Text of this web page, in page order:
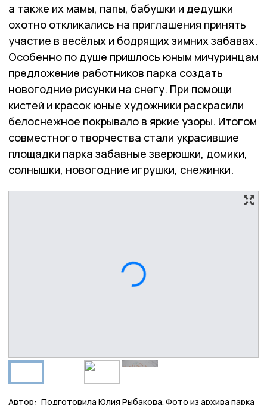
а также их мамы, папы, бабушки и дедушки
охотно откликались на приглашения принять
участие в весёлых и бодрящих зимних забавах.
Особенно по душе пришлось юным мичуринцам
предложение работников парка создать
новогодние рисунки на снегу. При помощи
кистей и красок юные художники раскрасили
белоснежное покрывало в яркие узоры. Итогом
совместного творчества стали украсившие
площадки парка забавные зверюшки, домики,
солнышки, новогодние игрушки, снежинки.
Автор: Подготовила Юлия Рыбакова. Фото из архива парка